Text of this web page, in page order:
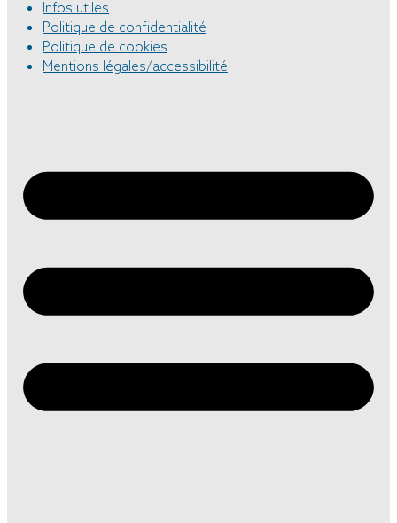
Infos utiles
Politique de confidentialité
Politique de cookies
Mentions légales/accessibilité